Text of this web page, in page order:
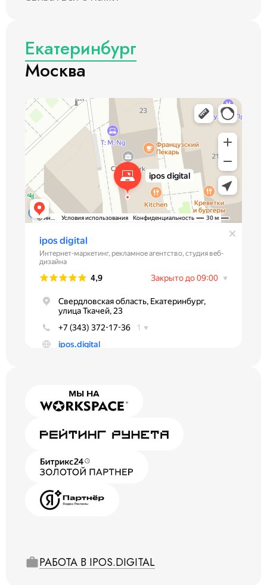
Екатеринбург
Москва
РАБОТА В IPOS.DIGITAL